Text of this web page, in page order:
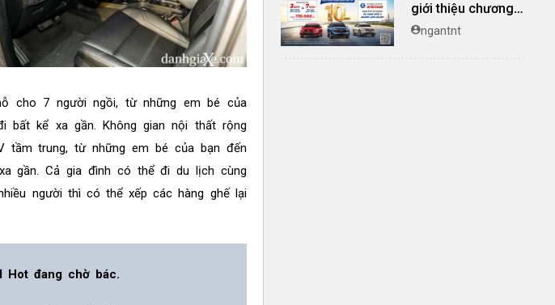
cho 7 người ngồi, từ những em bé của
bất kể xa gần. Không gian nội thất rộng
tầm trung, từ những em bé của bạn đến
gần. Cả gia đình có thể đi du lịch cùng
người thì có thể xếp các hàng ghế lại
Hot đang chờ bác.
giới thiệu chương
trình bảo hành
10 năm dành cho
ngantnt